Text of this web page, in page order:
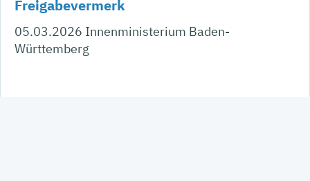
Freigabevermerk
05.03.2026 Innenministerium Baden-
Württemberg